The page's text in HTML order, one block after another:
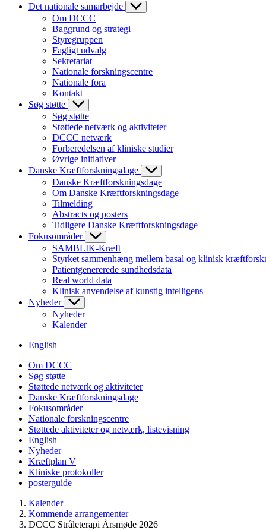
Det nationale samarbejde
Om DCCC
Baggrund og strategi
Styregruppen
Fagligt udvalg
Sekretariat
Nationale forskningscentre
Nationale fora
Kontakt
Søg støtte
Søg støtte
Støttede netværk og aktiviteter
DCCC netværk
Forberedelsen af kliniske studier
Øvrige initiativer
Danske Kræftforskningsdage
Danske Kræftforskningsdage
Om Danske Kræftforskningsdage
Tilmelding
Abstracts og posters
Tidligere Danske Kræftforskningsdage
Fokusområder
SAMBLIK-Kræft
Styrket sammenhæng mellem basal og klinisk
Patientgenererede sundhedsdata
Real world data
Klinisk anvendelse af kunstig intelligens
Nyheder
Nyheder
Kalender
English
Om DCCC
Søg støtte
Støttede netværk og aktiviteter
Danske Kræftforskningsdage
Fokusområder
Nationale forskningscentre
Støttede aktiviteter og netværk, listevisning
English
Nyheder
Kræftplan V
Kliniske protokoller
posterguide
Kalender
Kommende arrangementer
DCCC Stråleterapi Årsmøde 2026